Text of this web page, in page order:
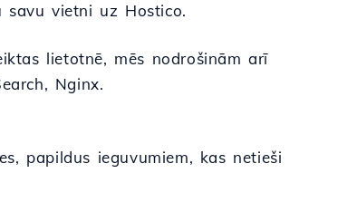
savu vietni uz Hostico.
lietotnē, mēs nodrošinām arī
Nginx.
papildus ieguvumiem, kas netieši